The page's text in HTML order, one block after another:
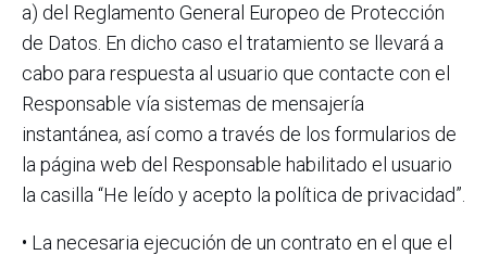
a) del Reglamento General Europeo de Protección
de Datos. En dicho caso el tratamiento se llevará a
cabo para respuesta al usuario que contacte con el
Responsable vía sistemas de mensajería
instantánea, así como a través de los formularios de
la página web del Responsable habilitado el usuario
la casilla “He leído y acepto la política de privacidad”.
• La necesaria ejecución de un contrato en el que el